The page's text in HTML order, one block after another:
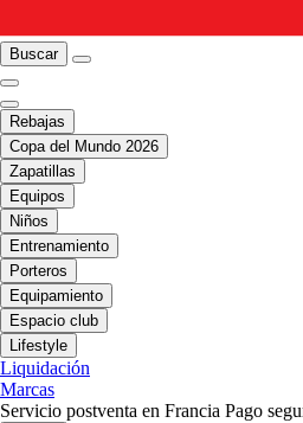
Buscar
Rebajas
Copa del Mundo 2026
Zapatillas
Equipos
Niños
Entrenamiento
Porteros
Equipamiento
Espacio club
Lifestyle
Liquidación
Marcas
Servicio postventa en Francia Pago